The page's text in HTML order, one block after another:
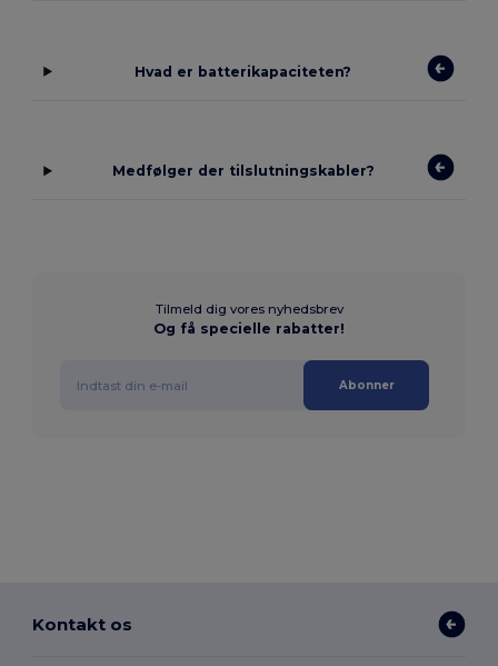
Hvad er batterikapaciteten?
Medfølger der tilslutningskabler?
Tilmeld dig vores nyhedsbrev
Og få specielle rabatter!
Abonner
Kontakt os